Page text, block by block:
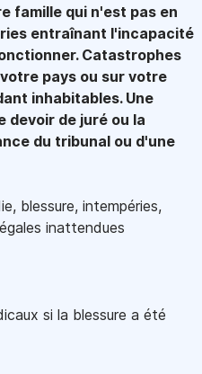
famille qui n'est pas en
entraînant l'incapacité
Catastrophes
pays ou sur votre
inhabitables. Une
devoir de juré ou la
du tribunal ou d'une
blessure, intempéries,
inattendues
si la blessure a été